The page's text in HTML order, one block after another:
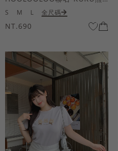
S M L 全尺碼
NT.690